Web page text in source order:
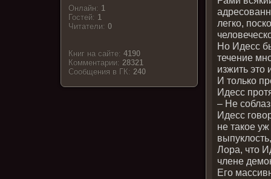
Онлайн: 1
Гостей: 1
Читатели:0
Книг на сайте:4190
Комментарии:28321
Cообщения в ГК:240
легко,
Но Идесс
течение
изжить это
И только
Идесс
– Не
Идесс
не такое
Лора, что
члене
Его